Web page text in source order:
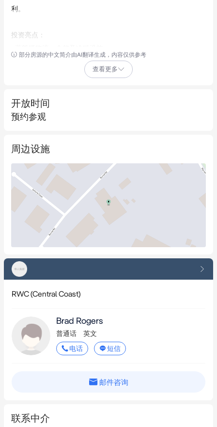
利。
投资亮点：
• 净收益：52万澳元/年 + 杂费 + GST
• 稳固租约：Exodas Pty Ltd全新5+5年租约（自2026年2月1日起
• 保值增值：年度CPI调涨机制确保投资回报率对抗通胀
• 高需求资产：专业设施涵盖运输物流及紧缺冷链基础设施——当
品生产行业多家知名企业提供支持。本设施作为其冷链网络关键
枢纽，服务于大型零售商与独立供应商的生鲜产品及冷藏货物配
送
• 区位优势：Warnervale工业核心区——物业坐落于正在升级为一
级物流枢纽的Warnervale工业园：
• 重大开发：毗邻Woolworths区域配送中心及即将启动大型工业
改造的原Bluetongue啤酒厂地块
• 交通网络：直通M1太平洋高速公路，畅达悉尼与纽卡斯尔
• 增长走廊：隶属大Warnervale结构规划区，该区域至2041年将
实现就业与人口显著增长
物业概况
载车辆通行与温控仓储设计的现代化改良设施。
公开招标售房
部分房源的中文简介由AI翻译生成，内容仅供参考
查看更多
开放时间
预约参观
周边设施
RWC (Central Coast)
Brad Rogers
普通话
英文
电话
短信
邮件咨询
联系中介